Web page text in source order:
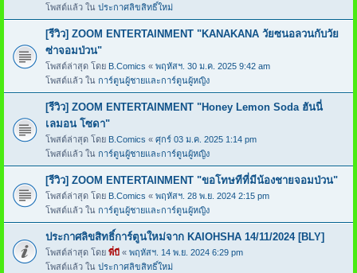
โพสต์แล้ว ใน ประกาศลิขสิทธิ์ใหม่
[รีวิว] ZOOM ENTERTAINMENT "KANAKANA วัยซนอลวนกับวัย
ซ่าจอมป่วน"
โพสต์ล่าสุด โดย B.Comics « พฤหัสฯ. 30 ม.ค. 2025 9:42 am
โพสต์แล้ว ใน การ์ตูนผู้ชายและการ์ตูนผู้หญิง
[รีวิว] ZOOM ENTERTAINMENT "Honey Lemon Soda ฮันนี่
เลมอน โซดา"
โพสต์ล่าสุด โดย B.Comics « ศุกร์ 03 ม.ค. 2025 1:14 pm
โพสต์แล้ว ใน การ์ตูนผู้ชายและการ์ตูนผู้หญิง
[รีวิว] ZOOM ENTERTAINMENT "ขอโทษทีที่มีน้องชายจอมป่วน"
โพสต์ล่าสุด โดย B.Comics « พฤหัสฯ. 28 พ.ย. 2024 2:15 pm
โพสต์แล้ว ใน การ์ตูนผู้ชายและการ์ตูนผู้หญิง
ประกาศลิขสิทธิ์การ์ตูนใหม่จาก KAIOHSHA 14/11/2024 [BLY]
โพสต์ล่าสุด โดย พี่บี « พฤหัสฯ. 14 พ.ย. 2024 6:29 pm
โพสต์แล้ว ใน ประกาศลิขสิทธิ์ใหม่